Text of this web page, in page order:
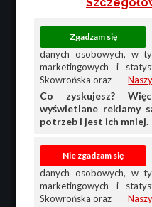
danych osobowych, w
marketingowych i
Skowrońska oraz
Co zyskujesz?
wyświetlane reklamy
potrzeb i jest ich mniej.
danych osobowych, w
marketingowych i
Skowrońska oraz